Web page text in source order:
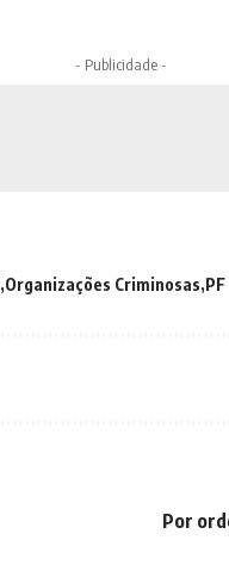
- Publicidade -
Organizações Criminosas PF
Por